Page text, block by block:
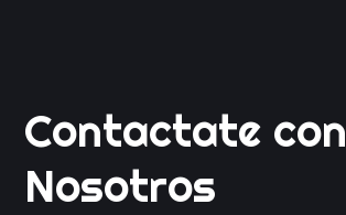
Contactate con
Nosotros